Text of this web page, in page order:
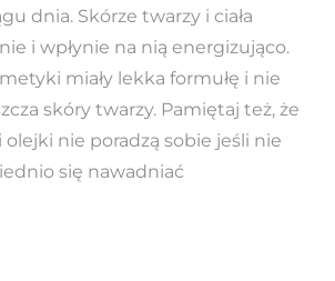
dnia. Skórze twarzy i ciała
i wpłynie na nią energizująco.
miały lekka formułę i nie
skóry twarzy. Pamiętaj też, że
olejki nie poradzą sobie jeśli nie
się nawadniać